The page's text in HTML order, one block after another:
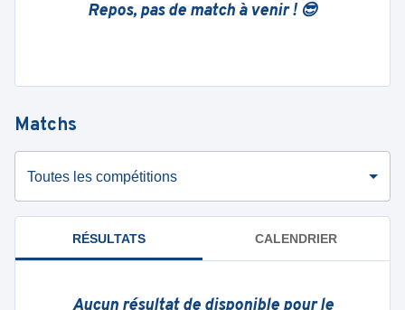
Repos, pas de match à venir ! 😎
Matchs
Toutes les compétitions
RÉSULTATS CALENDRIER